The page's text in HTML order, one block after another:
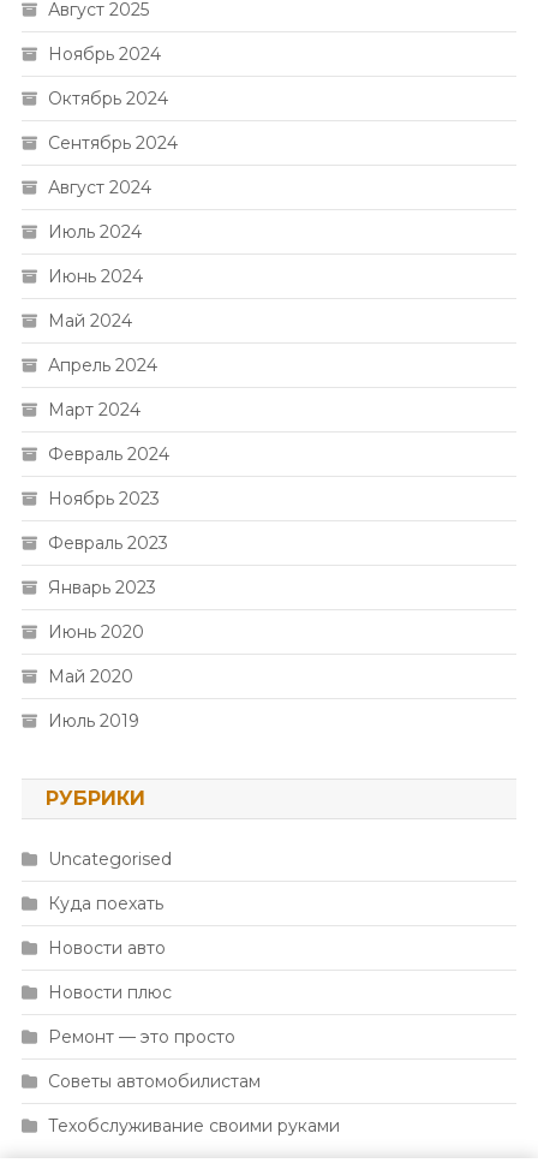
Август 2025
Ноябрь 2024
Октябрь 2024
Сентябрь 2024
Август 2024
Июль 2024
Июнь 2024
Май 2024
Апрель 2024
Март 2024
Февраль 2024
Ноябрь 2023
Февраль 2023
Январь 2023
Июнь 2020
Май 2020
Июль 2019
РУБРИКИ
Uncategorised
Куда поехать
Новости авто
Новости плюс
Ремонт — это просто
Советы автомобилистам
Техобслуживание своими руками